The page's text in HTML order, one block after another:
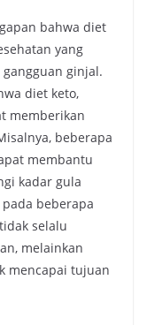
bahwa diet
yang
ginjal.
diet keto,
memberikan
beberapa
membantu
kadar gula
beberapa
selalu
melainkan
mencapai tujuan